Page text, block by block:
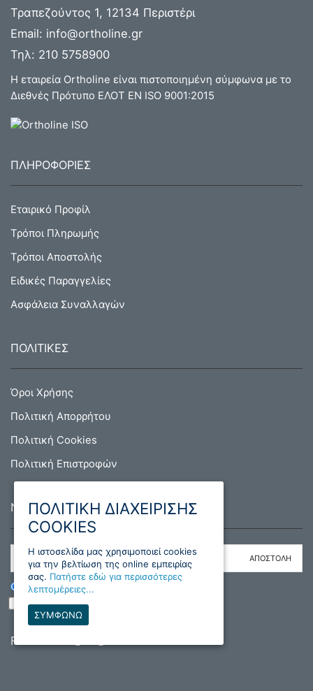
Τραπεζούντος 1, 12134 Περιστέρι
Email: info@ortholine.gr
Τηλ: 210 5758900
Η εταιρεία Ortholine είναι πιστοποιημένη σύμφωνα με το
Διεθνές Πρότυπο ΕΛΟΤ ΕΝ ISO 9001:2015
ΠΛΗΡΟΦΟΡΙΕΣ
Εταιρικό Προφίλ
Τρόποι Πληρωμής
Τρόποι Αποστολής
Ειδικές Παραγγελίες
Ασφάλεια Συναλλαγών
ΠΟΛΙΤΙΚΕΣ
Όροι Χρήσης
Πολιτική Απορρήτου
Πολιτική Cookies
Πολιτική Επιστροφών
NEWSLETTER
ΕΓΓΡΑΦΗ
Διάβασα και συμφωνώ με τους όρους
Follow us
ΠΟΛΙΤΙΚΗ ΔΙΑΧΕΙΡΙΣΗΣ
COOKIES
H ιστοσελίδα μας χρησιμοποιεί cookies
για την βελτίωση της online εμπειρίας
σας. Πατήστε εδώ για περισσότερες
λεπτομέρειες...
ΣΥΜΦΩΝΩ